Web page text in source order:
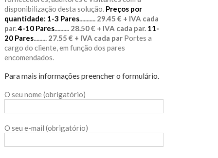
disponibilização desta solução. Preços por
quantidade: 1-3 Pares........... 29.45 € + IVA cada
par. 4-10 Pares.......... 28.50 € + IVA cada par. 11-
20 Pares......... 27.55 € + IVA cada parPortes a
cargo do cliente, em função dos pares
encomendados.
Para mais informações preencher o formulário.
O seu nome (obrigatório)
O seu e-mail (obrigatório)